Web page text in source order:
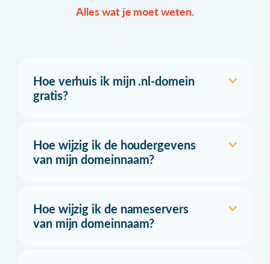
Alles wat je moet weten.
Hoe verhuis ik mijn .nl-domein
gratis?
Hoe wijzig ik de houdergevens
van mijn domeinnaam?
Hoe wijzig ik de nameservers
van mijn domeinnaam?